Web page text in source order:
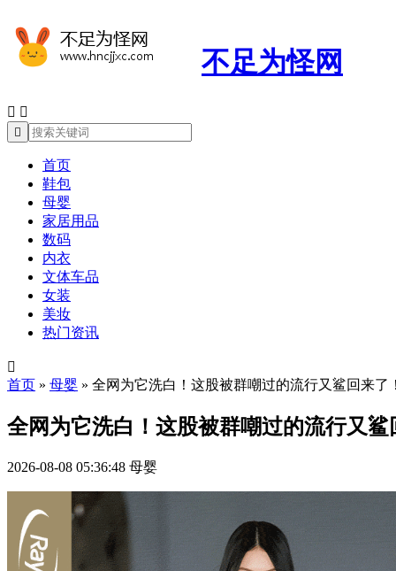
不足为怪网
 

首页
鞋包
母婴
家居用品
数码
内衣
文体车品
女装
美妆
热门资讯

首页 » 母婴 » 全网为它洗白！这股被群嘲过的流行又鲨回来了
全网为它洗白！这股被群嘲过的流行又鲨
2026-08-08 05:36:48 母婴